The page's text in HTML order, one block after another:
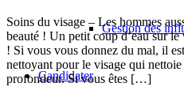
Gestion des
Candidater
Soins du visage – Les hommes
beauté ! Un petit coup d’eau sur le
! Si vous vous donnez du mal, il
nettoyant pour le visage qui
profondeur. Si vous êtes […]